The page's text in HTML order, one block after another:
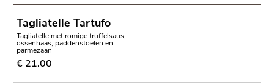
Tagliatelle Tartufo
Tagliatelle met romige truffelsaus,
ossenhaas, paddenstoelen en
parmezaan
€ 21.00